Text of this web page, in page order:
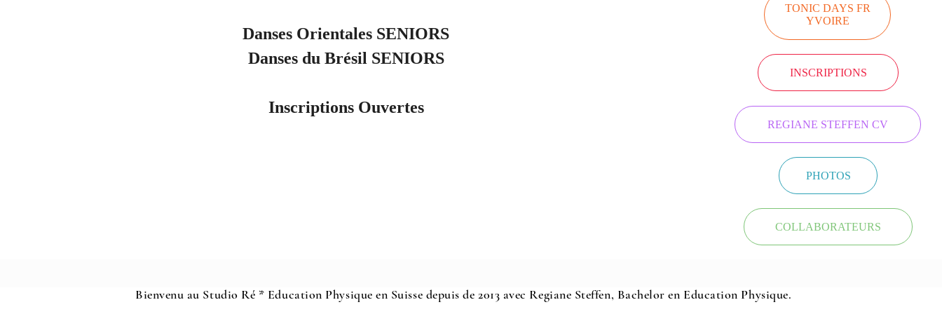
Danses Orientales SENIORS
Danses du Brésil SENIORS
Inscriptions Ouvertes
TONIC DAYS FR
YVOIRE
INSCRIPTIONS
REGIANE STEFFEN CV
PHOTOS
COLLABORATEURS
Bienvenu au Studio Ré * Education Physique en Suisse depuis de 2013 avec Regiane Steffen, Bachelor en Education Physique.